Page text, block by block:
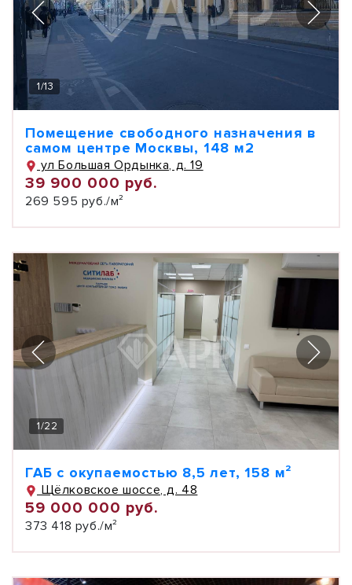
1/13
Помещение свободного назначения в
самом центре Москвы, 148 м2
ул Большая Ордынка, д. 19
39 900 000 руб.
269 595 руб./м²
1/22
ГАБ с окупаемостью 8,5 лет, 158 м²
Щёлковское шоссе, д. 48
59 000 000 руб.
373 418 руб./м²